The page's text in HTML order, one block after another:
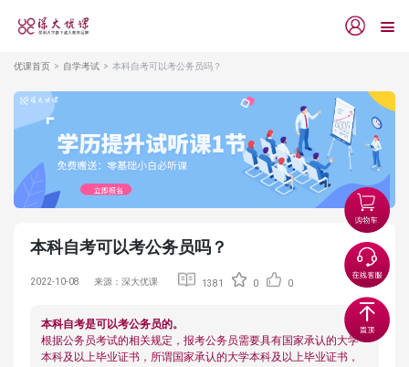
优课首页 自学考试 本科自考可以考公务员吗？
本科自考可以考公务员吗？
2022-10-08 来源：深大优课 1381 0 0
本科自考是可以考公务员的。
根据公务员考试的相关规定，报考公务员需要具有国家承认的大学
本科及以上毕业证书，所谓国家承认的大学本科及以上毕业证书，